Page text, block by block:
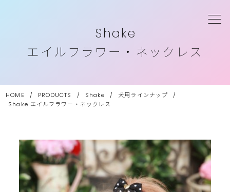
Shake
エイルフラワー・ネックレス
HOME / PRODUCTS / Shake / 犬用ラインナップ
/
Shake エイルフラワー・ネックレス